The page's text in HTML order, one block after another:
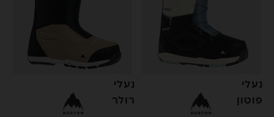
נעלי
פוטון
נעלי
רולר